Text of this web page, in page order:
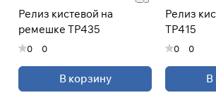
Релиз кистевой на
ремешке TP435
0 0
В корзину
Релиз
TP415
0 0
В
25%
Добавляйте товары